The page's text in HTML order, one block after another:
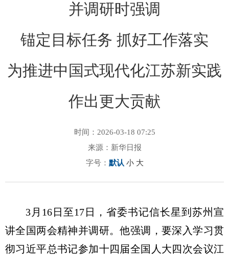
并调研时强调
锚定目标任务 抓好工作落实
为推进中国式现代化江苏新实践
作出更大贡献
时间：2026-03-18 07:25
来源：新华日报
字号： 默认 小 大
3月16日至17日，省委书记信长星到苏州宣
讲全国两会精神并调研。他强调，要深入学习贯
彻习近平总书记参加十四届全国人大四次会议江